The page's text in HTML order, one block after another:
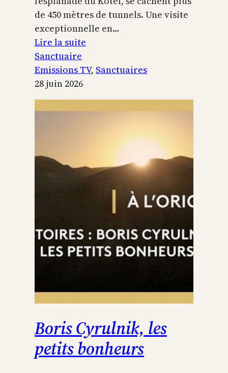
de 450 mètres de tunnels. Une visite
exceptionnelle en…
Lire la suite
Temple
Jérusalem
Sanctuaire
Emissions TV, Sanctuaires
28 juin 2026
Boris Cyrulnik, les
petits bonheurs